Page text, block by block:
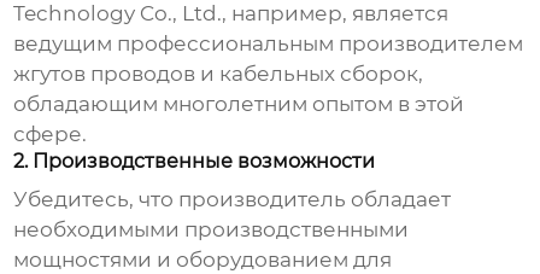
Technology Co., Ltd., например, является
ведущим профессиональным производителем
жгутов проводов и кабельных сборок,
обладающим многолетним опытом в этой
сфере.
2. Производственные возможности
Убедитесь, что производитель обладает
необходимыми производственными
мощностями и оборудованием для